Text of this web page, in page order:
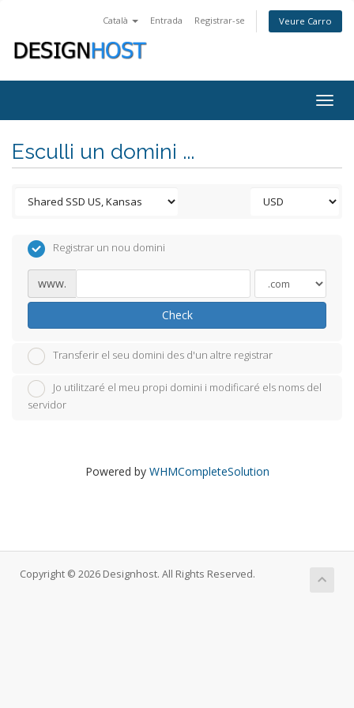
Català Entrada Registrar-se Veure Carro
Esculli un domini ...
Registrar un nou domini
www.
Check
Transferir el seu domini des d'un altre registrar
Jo utilitzaré el meu propi domini i modificaré els noms del
servidor
Powered by WHMCompleteSolution
Copyright © 2026 Designhost. All Rights Reserved.